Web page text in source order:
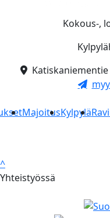
Kokous-,
MajoitusKylpylä
^
Yhteistyössä